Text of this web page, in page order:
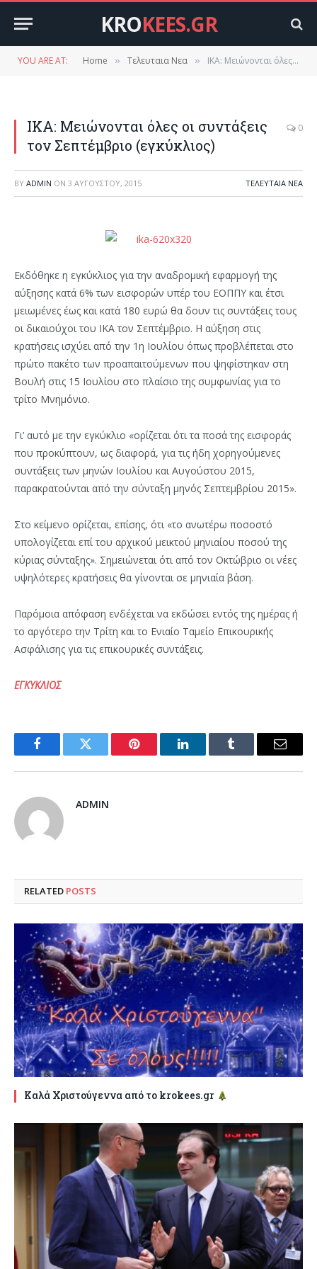
KROKEES.GR
YOU ARE AT: Home » Τελευταια Νεα » ΙΚΑ: Μειώνονται όλες οι συντάξεις τον Σεπτέμβριο (εγκύκλιος)
ΙΚΑ: Μειώνονται όλες οι συντάξεις
τον Σεπτέμβριο (εγκύκλιος)
0
BY ADMIN ON 3 ΑΥΓΟΎΣΤΟΥ, 2015 ΤΕΛΕΥΤΑΙΑ ΝΕΑ
Εκδόθηκε η εγκύκλιος για την αναδρομική εφαρμογή της
αύξησης κατά 6% των εισφορών υπέρ του ΕΟΠΠΥ και έτσι
μειωμένες έως και κατά 180 ευρώ θα δουν τις συντάξεις τους
οι δικαιούχοι του ΙΚΑ τον Σεπτέμβριο. Η αύξηση στις
κρατήσεις ισχύει από την 1η Ιουλίου όπως προβλέπεται στο
πρώτο πακέτο των προαπαιτούμενων που ψηφίστηκαν στη
Βουλή στις 15 Ιουλίου στο πλαίσιο της συμφωνίας για το
τρίτο Μνημόνιο.
Γι’ αυτό με την εγκύκλιο «ορίζεται ότι τα ποσά της εισφοράς
που προκύπτουν, ως διαφορά, για τις ήδη χορηγούμενες
συντάξεις των μηνών Ιουλίου και Αυγούστου 2015,
παρακρατούνται από την σύνταξη μηνός Σεπτεμβρίου 2015».
Στο κείμενο ορίζεται, επίσης, ότι «το ανωτέρω ποσοστό
υπολογίζεται επί του αρχικού μεικτού μηνιαίου ποσού της
κύριας σύνταξης». Σημειώνεται ότι από τον Οκτώβριο οι νέες
υψηλότερες κρατήσεις θα γίνονται σε μηνιαία βάση.
Παρόμοια απόφαση ενδέχεται να εκδώσει εντός της ημέρας ή
το αργότερο την Τρίτη και το Ενιαίο Ταμείο Επικουρικής
Ασφάλισης για τις επικουρικές συντάξεις.
ΕΓΚΥΚΛΙΟΣ
FacebookTwitter Pinterest LinkedInTumblr Email
ADMIN
RELATED POSTS
Καλά Χριστούγεννα από το krokees.gr